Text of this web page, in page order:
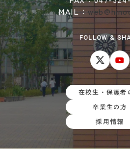
MAIL：
FOLLOW &
在校生・保護者
卒業生の方
採用情報